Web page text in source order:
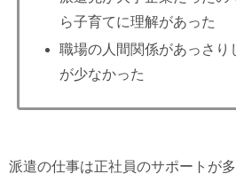
ら子育てに理解があった
職場の人間関係があっさり
が少なかった
派遣の仕事は正社員のサポートが